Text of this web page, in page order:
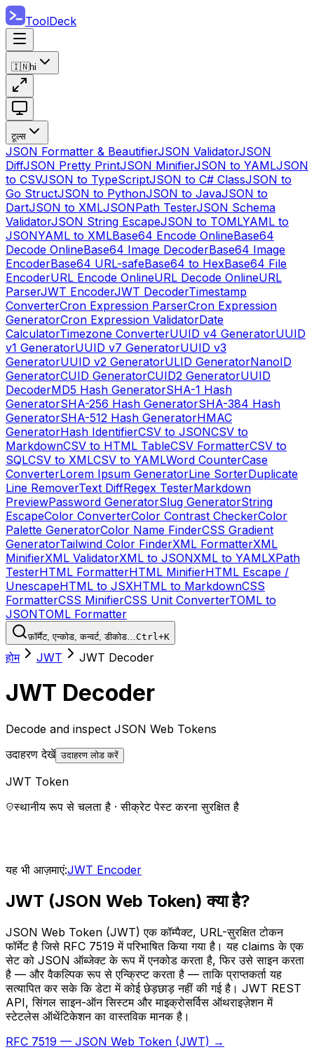
ToolDeck
🇮🇳hi
टूल्स
JSON Formatter & BeautifierJSON ValidatorJSON
DiffJSON Pretty PrintJSON MinifierJSON to YAMLJSON
to CSVJSON to TypeScriptJSON to C# ClassJSON to
Go StructJSON to PythonJSON to JavaJSON to
DartJSON to XMLJSONPath TesterJSON Schema
ValidatorJSON String EscapeJSON to TOMLYAML to
JSONYAML to XMLBase64 Encode OnlineBase64
Decode OnlineBase64 Image DecoderBase64 Image
EncoderBase64 URL-safeBase64 to HexBase64 File
EncoderURL Encode OnlineURL Decode OnlineURL
ParserJWT EncoderJWT DecoderTimestamp
ConverterCron Expression ParserCron Expression
GeneratorCron Expression ValidatorDate
CalculatorTimezone ConverterUUID v4 GeneratorUUID
v1 GeneratorUUID v7 GeneratorUUID v3
GeneratorUUID v2 GeneratorULID GeneratorNanoID
GeneratorCUID GeneratorCUID2 GeneratorUUID
DecoderMD5 Hash GeneratorSHA-1 Hash
GeneratorSHA-256 Hash GeneratorSHA-384 Hash
GeneratorSHA-512 Hash GeneratorHMAC
GeneratorHash IdentifierCSV to JSONCSV to
MarkdownCSV to HTML TableCSV FormatterCSV to
SQLCSV to XMLCSV to YAMLWord CounterCase
ConverterLorem Ipsum GeneratorLine SorterDuplicate
Line RemoverText DiffRegex TesterMarkdown
PreviewPassword GeneratorSlug GeneratorString
EscapeColor ConverterColor Contrast CheckerColor
Palette GeneratorColor Name FinderCSS Gradient
GeneratorTailwind Color FinderXML FormatterXML
MinifierXML ValidatorXML to JSONXML to YAMLXPath
TesterHTML FormatterHTML MinifierHTML Escape /
UnescapeHTML to JSXHTML to MarkdownCSS
FormatterCSS MinifierCSS Unit ConverterTOML to
JSONTOML Formatter
फ़ॉर्मैट, एन्कोड, कन्वर्ट, डीकोड…Ctrl+K
होम JWT JWT Decoder
JWT Decoder
Decode and inspect JSON Web Tokens
उदाहरण देखें उदाहरण लोड करें
JWT Token
स्थानीय रूप से चलता है · सीक्रेट पेस्ट करना सुरक्षित है
यह भी आज़माएं:JWT Encoder
JWT (JSON Web Token) क्या है?
JSON Web Token (JWT) एक कॉम्पैक्ट, URL-सुरक्षित टोकन
फॉर्मेट है जिसे RFC 7519 में परिभाषित किया गया है। यह claims के एक
सेट को JSON ऑब्जेक्ट के रूप में एनकोड करता है, फिर उसे साइन करता
है — और वैकल्पिक रूप से एन्क्रिप्ट करता है — ताकि प्राप्तकर्ता यह
सत्यापित कर सके कि डेटा में कोई छेड़छाड़ नहीं की गई है। JWT REST
API, सिंगल साइन-ऑन सिस्टम और माइक्रोसर्विस ऑथराइज़ेशन में
स्टेटलेस ऑथेंटिकेशन का वास्तविक मानक है।
RFC 7519 — JSON Web Token (JWT) →